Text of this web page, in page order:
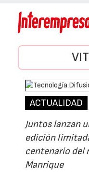
ACTUALIDAD
Juntos lanzan
edición
centenario del
Manrique